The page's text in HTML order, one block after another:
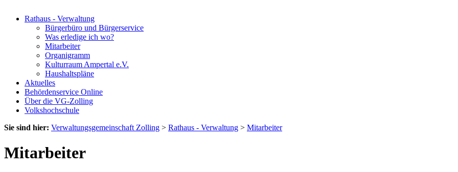
Rathaus - Verwaltung
Bürgerbüro und Bürgerservice
Was erledige ich wo?
Mitarbeiter
Organigramm
Kulturraum Ampertal e.V.
Haushaltspläne
Aktuelles
Behördenservice Online
Über die VG-Zolling
Volkshochschule
Sie sind hier: Verwaltungsgemeinschaft Zolling > Rathaus - Verwaltung > Mitarbeiter
Mitarbeiter